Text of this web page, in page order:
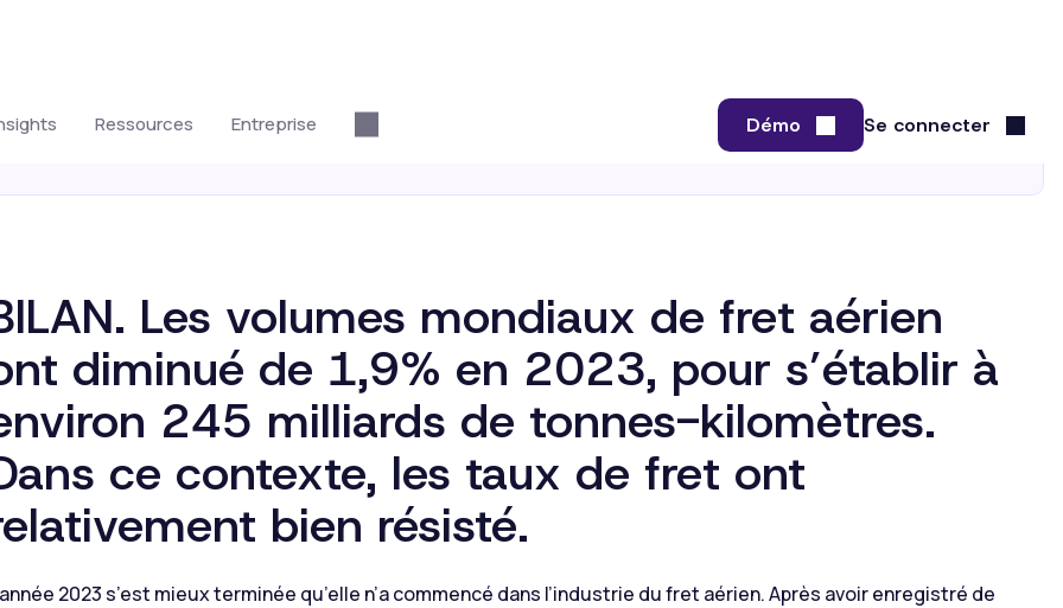
Les volumes mondiaux de fret aérien
diminué de 1,9% en 2023, pour s’établir à
245 milliards de tonnes-kilomètres.
ce contexte, les taux de fret ont
bien résisté.
2023 s’est mieux terminée qu’elle n’a commencé dans l’industrie du fret aérien. Après avoir enregistré de